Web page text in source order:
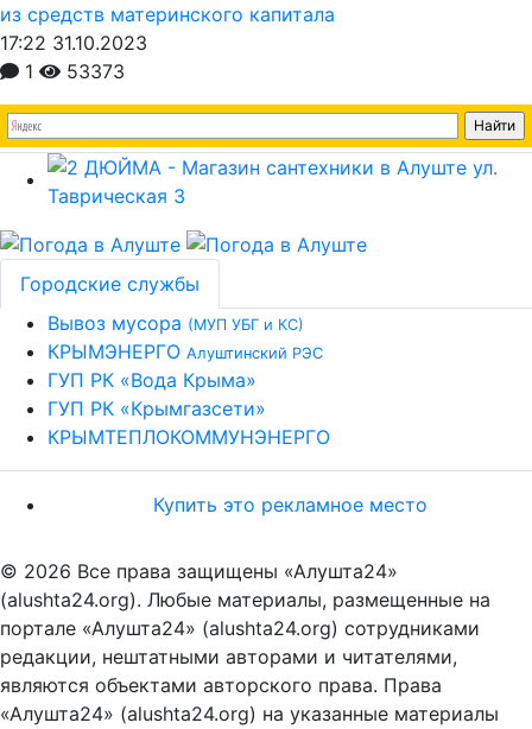
из средств материнского капитала
17:22 31.10.2023
1
53373
Городские службы
Вывоз мусора (МУП УБГ и КС)
КРЫМЭНЕРГО Алуштинский РЭС
ГУП РК «Вода Крыма»
ГУП РК «Крымгазсети»
КРЫМТЕПЛОКОММУНЭНЕРГО
Купить это рекламное место
© 2026 Все права защищены «Алушта24»
(alushta24.org). Любые материалы, размещенные на
портале «Алушта24» (alushta24.org) сотрудниками
редакции, нештатными авторами и читателями,
являются объектами авторского права. Права
«Алушта24» (alushta24.org) на указанные материалы